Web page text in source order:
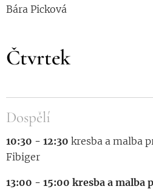
Bára Picková
Čtvrtek
Dospělí
10:30 - 12:30 kresba a malba
Fibiger
13:00 - 15:00 kresba a malba